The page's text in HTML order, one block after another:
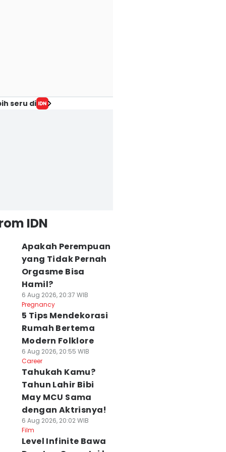
seru di
IDN
Apakah Perempuan
yang Tidak Pernah
Orgasme Bisa
Hamil?
6 Aug 2026, 20:37 WIB
Pregnancy
5 Tips Mendekorasi
Rumah Bertema
Modern Folklore
6 Aug 2026, 20:55 WIB
Career
Tahukah Kamu?
Tahun Lahir Bibi
May MCU Sama
dengan Aktrisnya!
6 Aug 2026, 20:02 WIB
Film
Level Infinite Bawa